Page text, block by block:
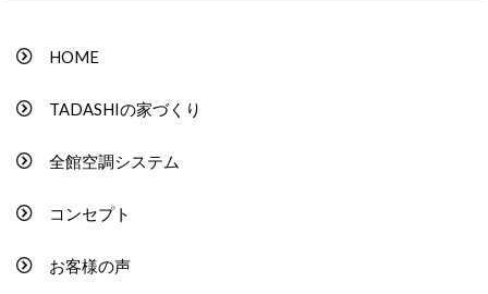
HOME
TADASHIの家づくり
全館空調システム
コンセプト
お客様の声